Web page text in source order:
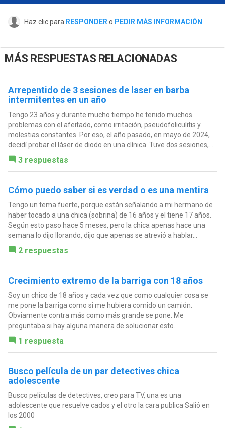
Haz clic para RESPONDER o PEDIR MÁS INFORMACIÓN
MÁS RESPUESTAS RELACIONADAS
Arrepentido de 3 sesiones de laser en barba
intermitentes en un año
Tengo 23 años y durante mucho tiempo he tenido muchos
problemas con el afeitado, como irritación, pseudofoliculitis y
molestias constantes. Por eso, el año pasado, en mayo de 2024,
decidí probar el láser de diodo en una clínica. Tuve dos sesiones,...
3 respuestas
Cómo puedo saber si es verdad o es una mentira
Tengo un tema fuerte, porque están señalando a mi hermano de
haber tocado a una chica (sobrina) de 16 años y el tiene 17 años.
Según esto paso hace 5 meses, pero la chica apenas hace una
semana lo dijo llorando, dijo que apenas se atrevió a hablar...
2 respuestas
Crecimiento extremo de la barriga con 18 años
Soy un chico de 18 años y cada vez que como cualquier cosa se
me pone la barriga como si me hubiera comido un camión.
Obviamente contra más como más grande se pone. Me
preguntaba si hay alguna manera de solucionar esto.
1 respuesta
Busco película de un par detectives chica
adolescente
Busco películas de detectives, creo para TV, una es una
adolescente que resuelve cados y el otro la cara publica Salió en
los 2000